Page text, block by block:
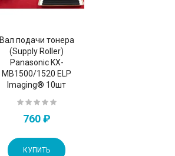
Вал подачи тонера
(Supply Roller)
Panasonic KX-
MB1500/1520 ELP
Imaging® 10шт
760 ₽
КУПИТЬ